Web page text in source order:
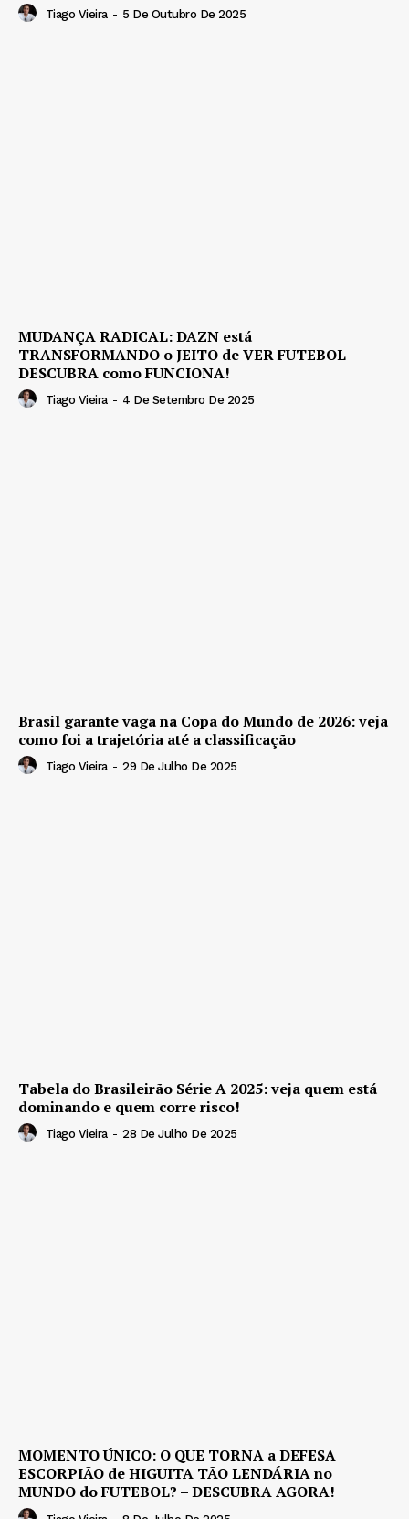
Tiago Vieira - 5 De Outubro De 2025
MUDANÇA RADICAL: DAZN está
TRANSFORMANDO o JEITO de VER FUTEBOL –
DESCUBRA como FUNCIONA!
Tiago Vieira - 4 De Setembro De 2025
Brasil garante vaga na Copa do Mundo de 2026: veja
como foi a trajetória até a classificação
Tiago Vieira - 29 De Julho De 2025
Tabela do Brasileirão Série A 2025: veja quem está
dominando e quem corre risco!
Tiago Vieira - 28 De Julho De 2025
MOMENTO ÚNICO: O QUE TORNA a DEFESA
ESCORPIÃO de HIGUITA TÃO LENDÁRIA no
MUNDO do FUTEBOL? – DESCUBRA AGORA!